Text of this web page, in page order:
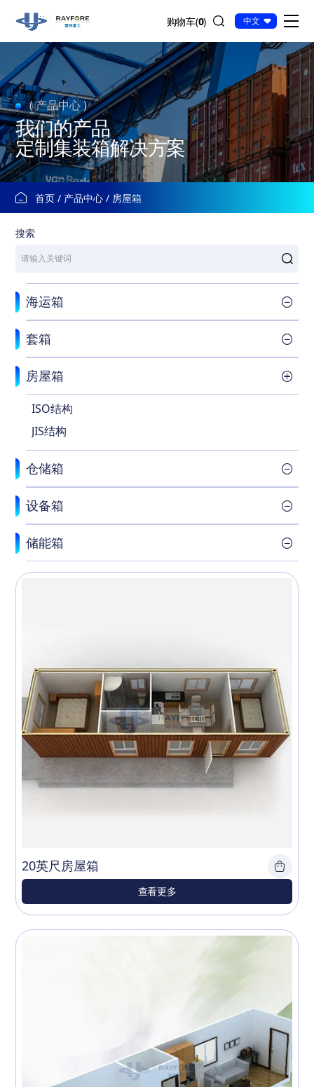
房
屋
箱
购物车(0) 中文
( 产品中心 )
我们的产品
定制集装箱解决方案
首页 产品中心 房屋箱
搜索
海运箱
套箱
房屋箱
ISO结构
JIS结构
仓储箱
设备箱
储能箱
20英尺房屋箱
查看更多